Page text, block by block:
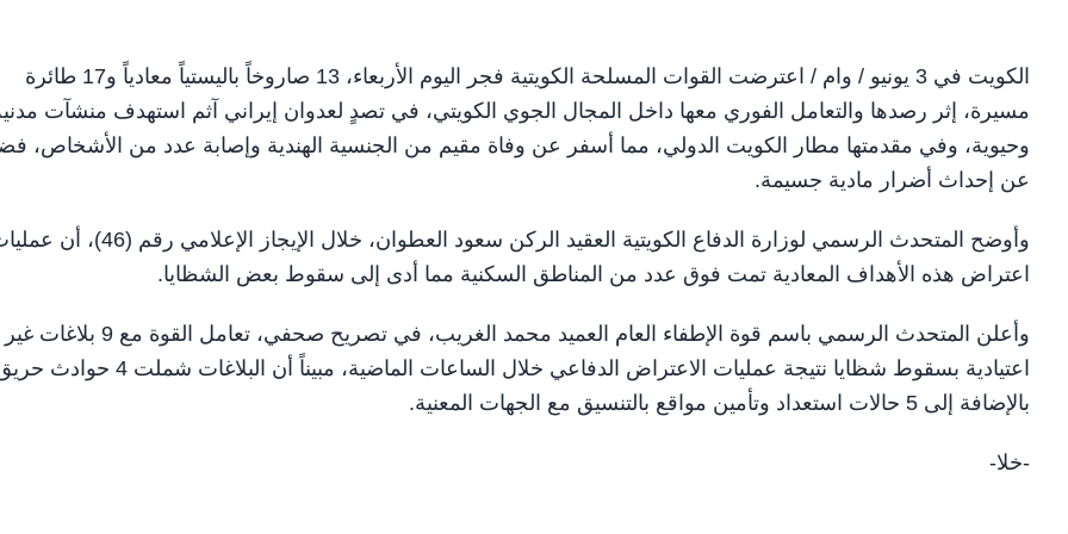
الكويت في 3 يونيو / وام / اعترضت القوات المسلحة الكويتية فجر اليوم الأربعاء، 13 صاروخاً باليستياً معادياً و17 طائرة
مسيرة، إثر رصدها والتعامل الفوري معها داخل المجال الجوي الكويتي، في تصدٍ لعدوان إيراني آثم استهدف منشآت
وحيوية، وفي مقدمتها مطار الكويت الدولي، مما أسفر عن وفاة مقيم من الجنسية الهندية وإصابة عدد من الأشخاص،
عن إحداث أضرار مادية جسيمة.
وأوضح المتحدث الرسمي لوزارة الدفاع الكويتية العقيد الركن سعود العطوان، خلال الإيجاز الإعلامي رقم
اعتراض هذه الأهداف المعادية تمت فوق عدد من المناطق السكنية مما أدى إلى سقوط بعض الشظايا.
وأعلن المتحدث الرسمي باسم قوة الإطفاء العام العميد محمد الغريب، في تصريح صحفي، تعامل القوة مع 9 بلاغات غير
اعتيادية بسقوط شظايا نتيجة عمليات الاعتراض الدفاعي خلال الساعات الماضية، مبيناً أن البلاغات شملت
بالإضافة إلى 5 حالات استعداد وتأمين مواقع بالتنسيق مع الجهات المعنية.
-خلا-